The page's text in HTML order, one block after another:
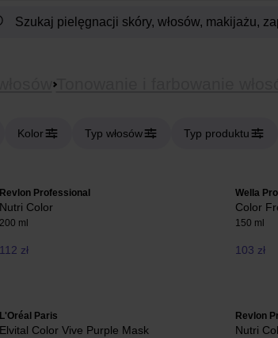
Tonowanie i farbowanie
Kolor Typ włosów Typ produktu
Revlon Professional
Nutri Color
200 ml
112 zł
Wella
Color
150 ml
103 zł
L'Oréal Paris
Elvital Color Vive Purple Mask
Revlon
Nutri